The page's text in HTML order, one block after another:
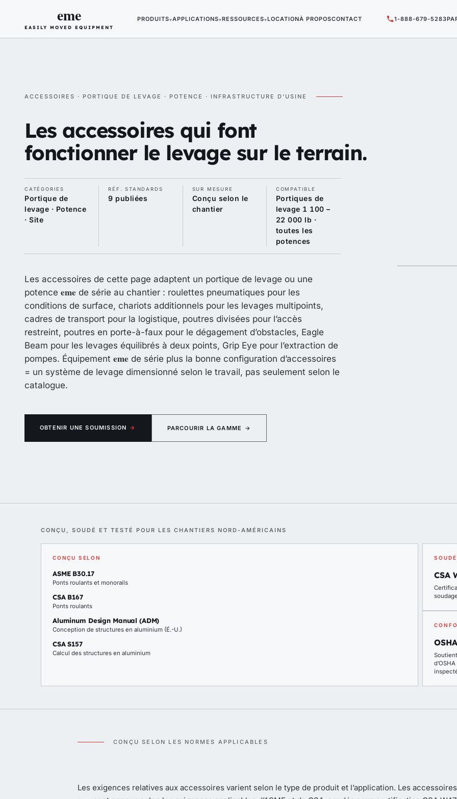
eme
EASILY MOVED EQUIPMENT
PRODUITS▾APPLICATIONS▾RESSOURCES▾LOCATIONÀ PROPOSCONTACT 1-888-679-5283
ACCESSOIRES · PORTIQUE DE LEVAGE · POTENCE · INFRASTRUCTURE D’USINE
Les accessoires qui font
fonctionner le levage sur le terrain.
CATÉGORIES
Portique de
levage · Potence
· Site
RÉF. STANDARDS
9 publiées
SUR MESURE
Conçu selon le
chantier
COMPATIBLE
Portiques de
levage 1 100 –
22 000 lb ·
toutes les
potences
Les accessoires de cette page adaptent un portique de levage ou une
potence eme de série au chantier : roulettes pneumatiques pour les
conditions de surface, chariots additionnels pour les levages multipoints,
cadres de transport pour la logistique, poutres divisées pour l’accès
restreint, poutres en porte-à-faux pour le dégagement d’obstacles, Eagle
Beam pour les levages équilibrés à deux points, Grip Eye pour l’extraction de
pompes. Équipement eme de série plus la bonne configuration d’accessoires
= un système de levage dimensionné selon le travail, pas seulement selon le
catalogue.
OBTENIR UNE SOUMISSION → PARCOURIR LA GAMME →
CONÇU, SOUDÉ ET TESTÉ POUR LES CHANTIERS NORD-AMÉRICAINS
CONÇU SELON
ASME B30.17
Ponts roulants et monorails
CSA B167
Ponts roulants
Aluminum Design Manual (ADM)
Conception de structures en aluminium (É.-U.)
CSA S157
Calcul des structures en aluminium
CSA
CONÇU SELON LES NORMES APPLICABLES
Les exigences relatives aux accessoires varient selon le type de produit et l’application. Les accessoires